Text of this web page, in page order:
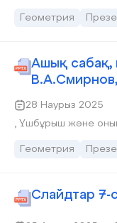
Геометрия
Ашық сабақ,
28 Наурыз 2025
, Үшбұрыш және
Геометрия
Слайдтар 7-